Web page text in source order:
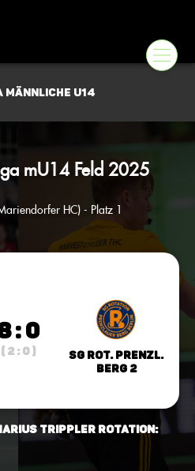
männliche U14
mU14 Feld 2025
HC) - Platz 1
: 0
( 2 : 0 )
SG Rot. Prenzl.
Berg 2
Trippler Rotation: